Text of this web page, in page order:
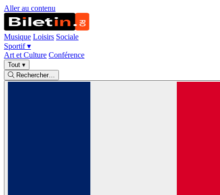
Aller au contenu
Musique Loisirs Sociale
Sportif▾
Art et Culture Conférence
Tout ▾
Rechercher…